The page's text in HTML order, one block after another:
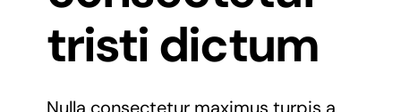
tristi dictum